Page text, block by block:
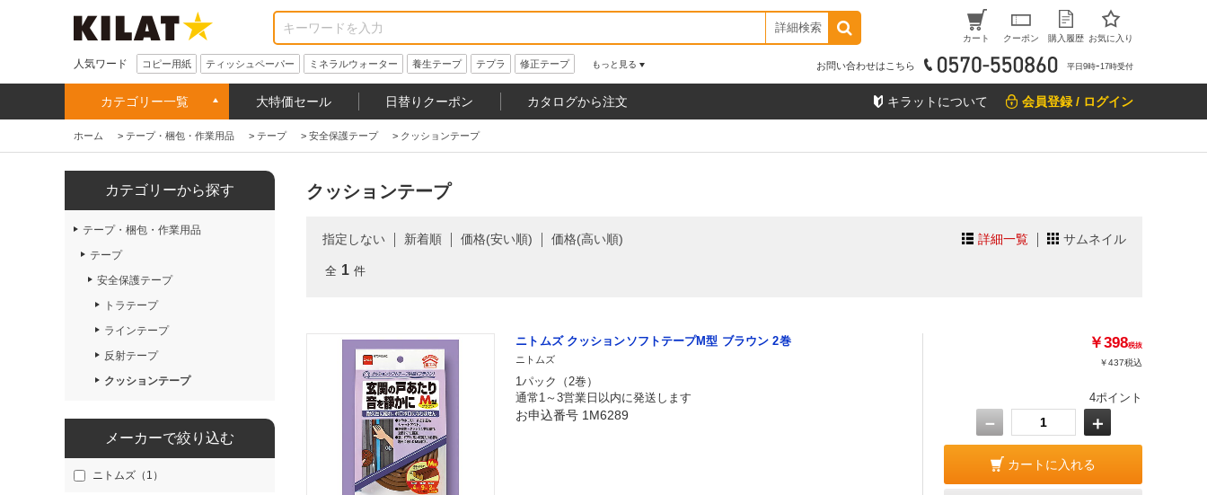
詳細検索
カート クーポン 購入履歴 お気に入り
人気ワード コピー用紙 ティッシュペーパー ミネラルウォーター 養生テープ テプラ 修正テープ もっと見る お問い合わせはこちら 平日9時ｰ17時受付
カテゴリー一覧 大特価セール 日替りクーポン カタログから注文 キラットについて 会員登録 / ログイン
ホーム > テープ・梱包・作業用品 > テープ > 安全保護テープ > クッションテープ
カテゴリーから探す
テープ・梱包・作業用品
テープ
安全保護テープ
トラテープ
ラインテープ
反射テープ
クッションテープ
メーカーで絞り込む
ニトムズ（1）
クッションテープ
詳細一覧 サムネイル
指定しない 新着順 価格(安い順) 価格(高い順)
全 1 件
ニトムズ クッションソフトテープM型 ブラウン 2巻
ニトムズ
1パック（2巻）
通常1～3営業日以内に発送します
お申込番号 1M6289
￥398税抜
￥437税込
4ポイント
－ ＋
カートに入れる